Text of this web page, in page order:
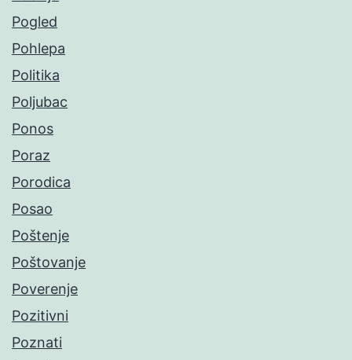
Pogled
Pohlepa
Politika
Poljubac
Ponos
Poraz
Porodica
Posao
Poštenje
Poštovanje
Poverenje
Pozitivni
Poznati